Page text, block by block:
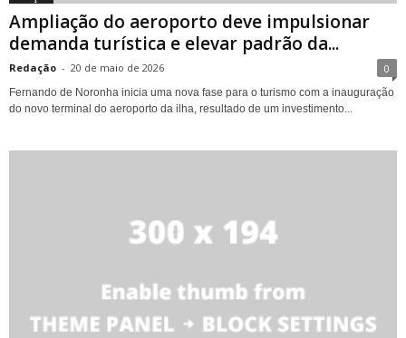
Ampliação do aeroporto deve impulsionar
demanda turística e elevar padrão da...
Redação - 20 de maio de 2026 0
Fernando de Noronha inicia uma nova fase para o turismo com a inauguração
do novo terminal do aeroporto da ilha, resultado de um investimento...